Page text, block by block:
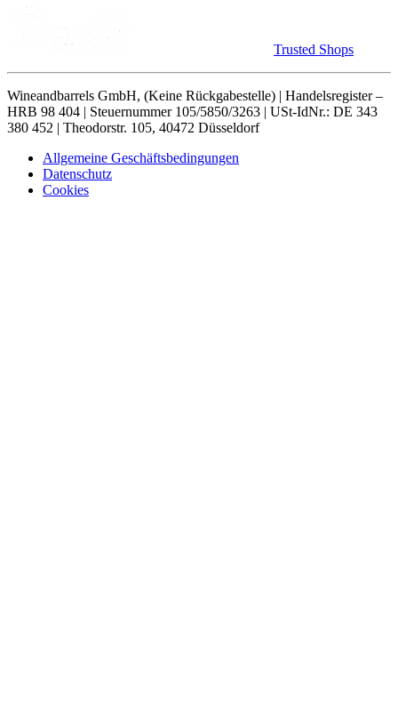
Trusted Shops
Wineandbarrels GmbH, (Keine Rückgabestelle) | Handelsregister –
HRB 98 404 | Steuernummer 105/5850/3263 | USt-IdNr.: DE 343
380 452 | Theodorstr. 105, 40472 Düsseldorf
Allgemeine Geschäftsbedingungen
Datenschutz
Cookies